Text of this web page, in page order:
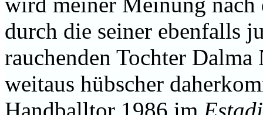
durch die seiner ebenfalls
rauchenden Tochter
weitaus hübscher